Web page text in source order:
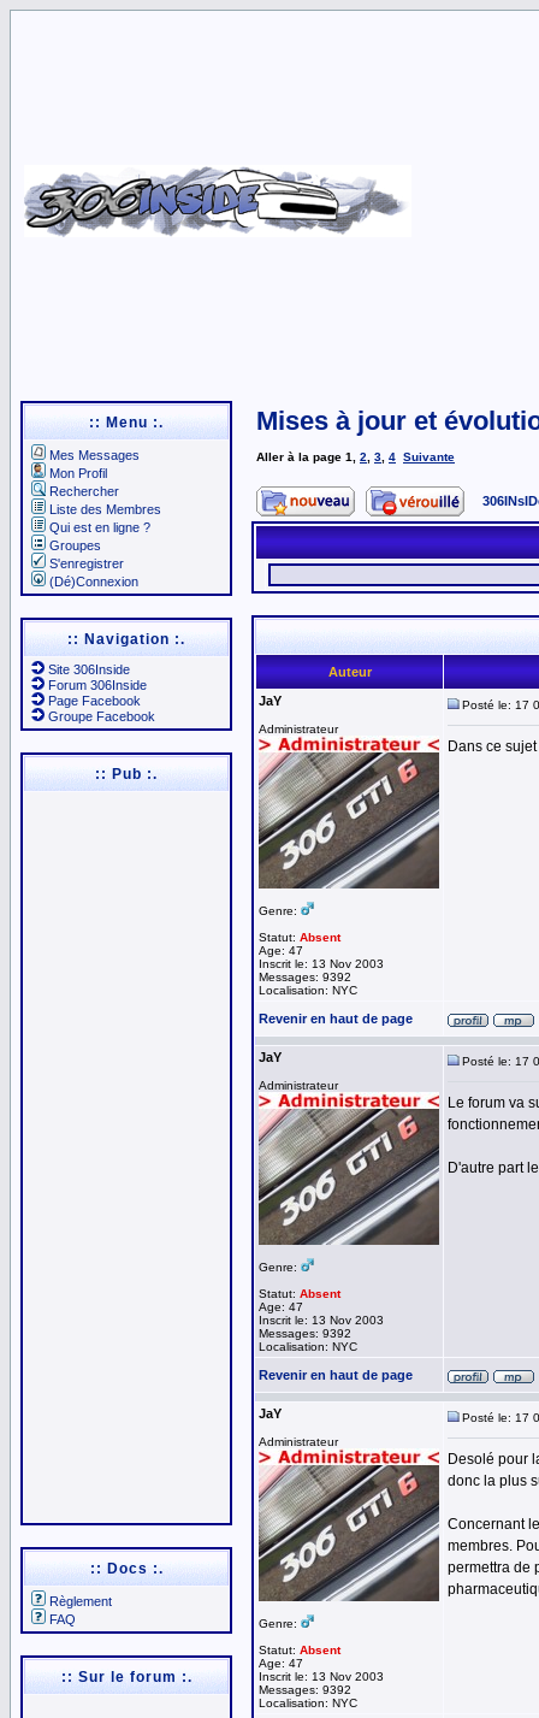
:: Menu :.
Mes Messages
Mon Profil
Rechercher
Liste des Membres
Qui est en ligne ?
Groupes
S'enregistrer
(Dé)Connexion
:: Navigation :.
Site 306Inside
Forum 306Inside
Page Facebook
Groupe Facebook
:: Pub :.
:: Docs :.
Règlement
FAQ
:: Sur le forum :.
Mises à jour et
Aller à la page 1 2 3 4 Suivante
Auteur
JaY
Administrateur
Genre:
Statut: Absent
Age: 47
Inscrit le: 13 Nov 2003
Messages: 9392
Localisation: NYC
Posté le: 17
Dans ce
Revenir en haut de page
JaY
Administrateur
Genre:
Statut: Absent
Age: 47
Inscrit le: 13 Nov 2003
Messages: 9392
Localisation: NYC
Posté le: 17
Le forum va
D'autre part
Revenir en haut de page
JaY
Administrateur
Genre:
Statut: Absent
Age: 47
Inscrit le: 13 Nov 2003
Messages: 9392
Localisation: NYC
Posté le: 17
Desolé pour
donc la plus
Concernant
membres.
permettra de